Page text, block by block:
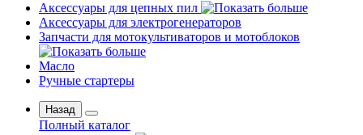
Аксессуары для цепных пил
Аксессуары для электрогенераторов
Запчасти для мотокультиваторов и мотоблоков
Масло
Ручные стартеры
Назад
Полный каталог